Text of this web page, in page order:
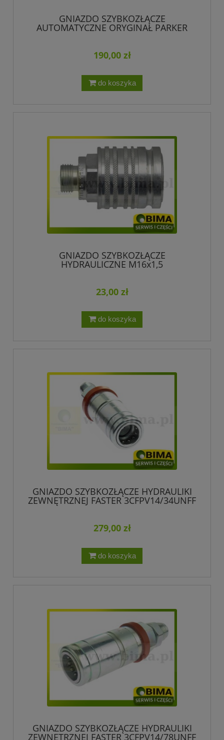
GNIAZDO SZYBKOZŁĄCZE
AUTOMATYCZNE ORYGINAŁ PARKER
190,00 zł
do koszyka
GNIAZDO SZYBKOZŁĄCZE
HYDRAULICZNE M16x1,5
23,00 zł
do koszyka
GNIAZDO SZYBKOZŁĄCZE HYDRAULIKI
ZEWNĘTRZNEJ FASTER 3CFPV14/34UNFF
279,00 zł
do koszyka
GNIAZDO SZYBKOZŁĄCZE HYDRAULIKI
ZEWNĘTRZNEJ FASTER 3CFPV14/78UNFF